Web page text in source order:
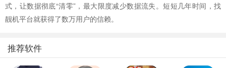
式，让数据彻底“清零”，最大限度减少数据流失。短短几年时间，找
靓机平台就获得了数万用户的信赖。
推荐软件